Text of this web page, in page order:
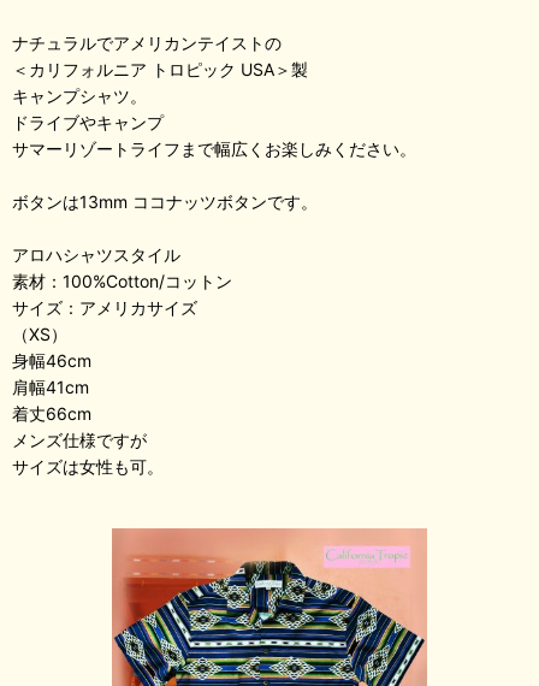
ナチュラルでアメリカンテイストの
＜カリフォルニア トロピック USA＞製
キャンプシャツ。
ドライブやキャンプ
サマーリゾートライフまで幅広くお楽しみください。
ボタンは13mm ココナッツボタンです。
アロハシャツスタイル
素材：100%Cotton/コットン
サイズ：アメリカサイズ
（XS）
身幅46cm
肩幅41cm
着丈66cm
メンズ仕様ですが
サイズは女性も可。